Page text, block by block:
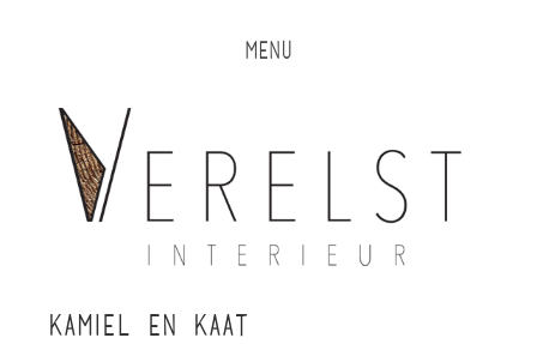
MENU
KAMIEL EN KAAT